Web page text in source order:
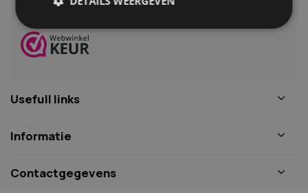
Usefull links
Informatie
Contactgegevens
Strikt noodzakelijk
Strikt noodzakelijke cookies maken de
website kan niet goed worden gebruikt zonder de